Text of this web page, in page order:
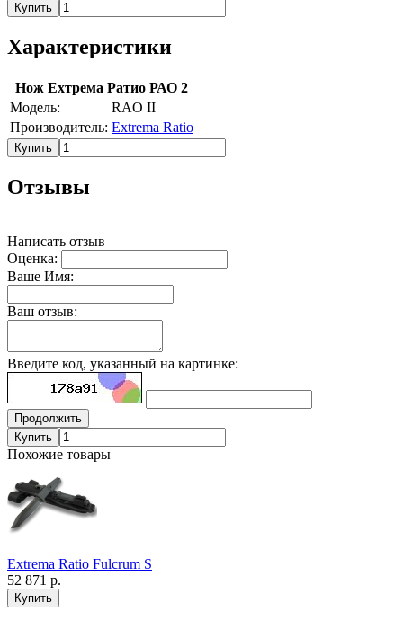
Купить
Характеристики
Нож Ехтрема Ратио РАО 2
Модель:
RAO II
Производитель: Extrema Ratio
Купить
Отзывы
Написать отзыв
Оценка:
Ваше Имя:
Ваш отзыв:
Введите код, указанный на картинке:
Продолжить
Купить
Похожие товары
Extrema Ratio Fulcrum S
52 871 р.